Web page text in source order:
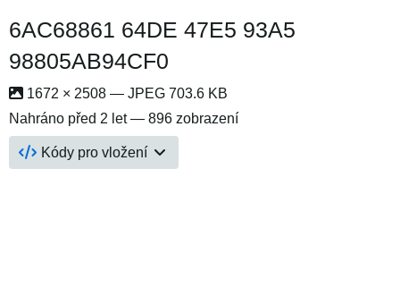
6AC68861 64DE 47E5 93A5
98805AB94CF0
1672 × 2508 — JPEG 703.6 KB
Nahráno před 2 let— 896 zobrazení
Kódy pro vložení